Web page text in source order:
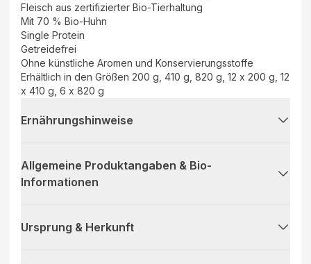
Fleisch aus zertifizierter Bio-Tierhaltung
Mit 70 % Bio-Huhn
Single Protein
Getreidefrei
Ohne künstliche Aromen und Konservierungsstoffe
Erhältlich in den Größen 200 g, 410 g, 820 g, 12 x 200 g, 12
x 410 g, 6 x 820 g
Ernährungshinweise
Allgemeine Produktangaben & Bio-
Informationen
Ursprung & Herkunft